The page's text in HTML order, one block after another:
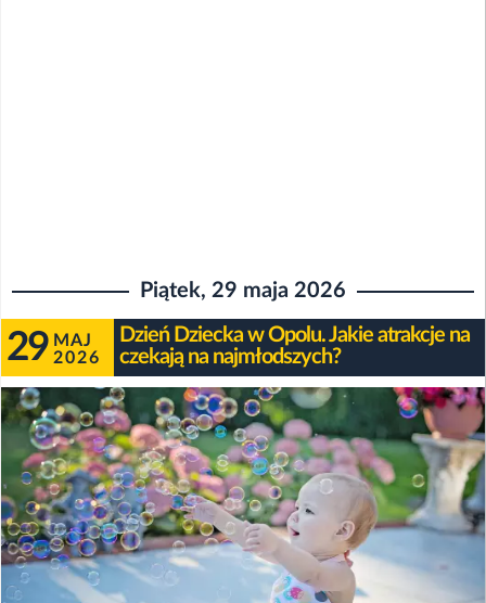
Piątek, 29 maja 2026
29 MAJ
2026
Dzień Dziecka w Opolu. Jakie atrakcje na
czekają na najmłodszych?